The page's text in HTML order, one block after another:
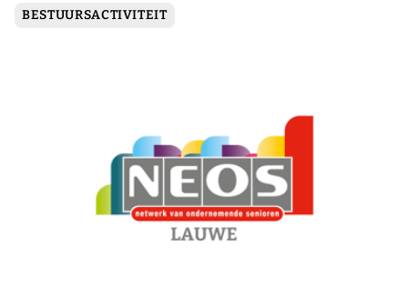
BESTUURSACTIVITEIT